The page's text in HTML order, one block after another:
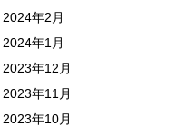
2024年2月
2024年1月
2023年12月
2023年11月
2023年10月